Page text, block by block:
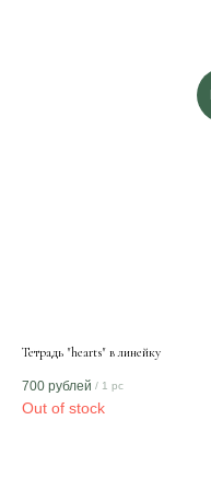
Тетрадь "hearts" в линейку
700 рублей / 1 pc
Out of stock